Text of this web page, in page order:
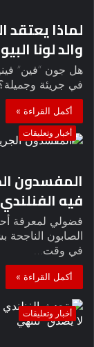
لماذا
والد لونا
هل جون “فين”
في جريئة
أكمل القراءة »
أخبار وتعليقات
المفسدون
فيه
فضولي لمعرفة
الصابون الناجحة
في وقت…
أكمل القراءة »
أخبار وتعليقات